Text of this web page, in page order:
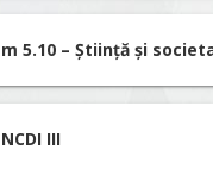
5.10 – Știință și
III